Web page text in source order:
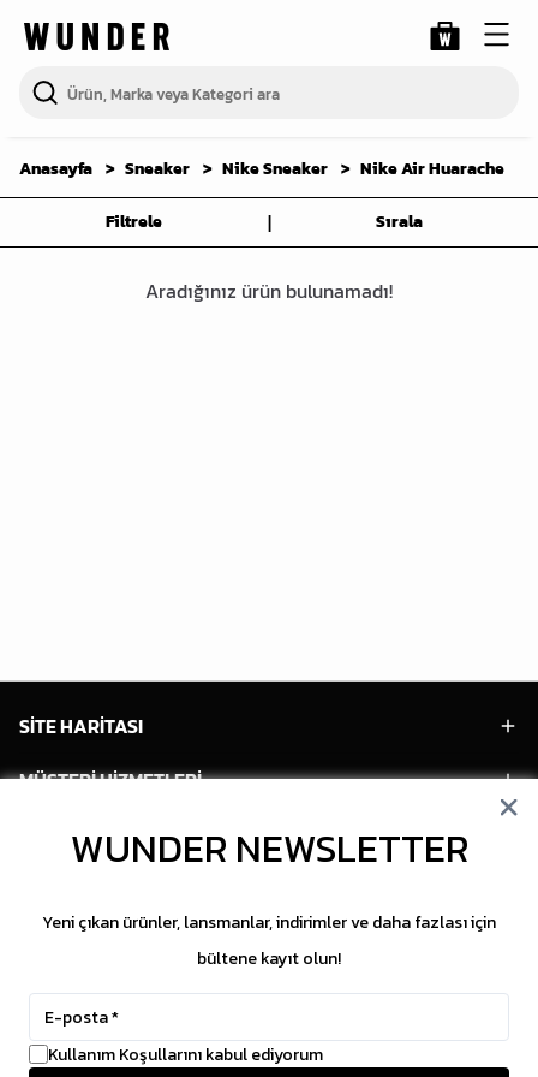
Anasayfa Sneaker Nike Sneaker Nike Air Huarache
Filtrele | Sırala
Aradığınız ürün bulunamadı!
SİTE HARİTASI
MÜŞTERİ HİZMETLERİ
HESABIM
SOSYAL MEDYA
WUNDER NEWSLETTER
Yeni çıkan ürünler, lansmanlar, indirimler ve daha fazlası için
bültene kayıt olun!
Kullanım Koşullarını kabul ediyorum